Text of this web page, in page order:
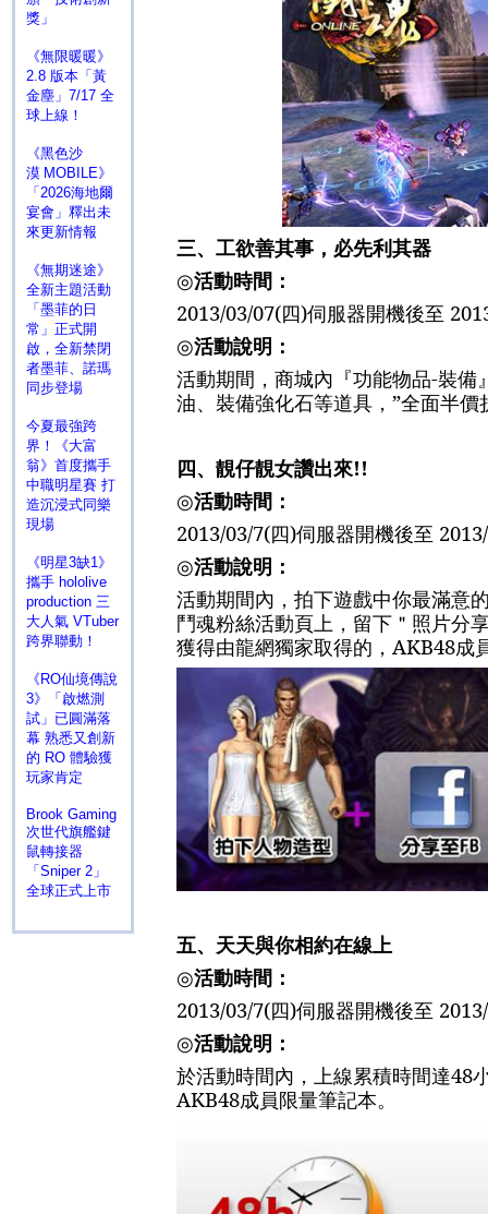
獎」
《無限暖暖》
2.8 版本「黃
金塵」7/17 全
球上線！
《黑色沙
漠 MOBILE》
「2026海地爾
宴會」釋出未
來更新情報
《無期迷途》
全新主題活動
「墨菲的日
常」正式開
啟，全新禁閉
者墨菲、諾瑪
同步登場
今夏最強跨
界！《大富
翁》首度攜手
中職明星賽 打
造沉浸式同樂
現場
《明星3缺1》
攜手 hololive
production 三
大人氣 VTuber
跨界聯動！
《RO仙境傳說
3》「啟燃測
試」已圓滿落
幕 熟悉又創新
的 RO 體驗獲
玩家肯定
Brook Gaming
次世代旗艦鍵
鼠轉接器
「Sniper 2」
全球正式上市
三、工欲善其事，必先利其器
◎活動時間：
2013/03/07(四)伺服器開機後至
◎活動說明：
活動期間，商城內『功能物品-裝備
油、裝備強化石等道具， ”全面半價
四、 靚仔靚女讚出來!!
◎活動時間：
2013/03/7(四)伺服器開機後至
◎活動說明：
活動期間內，拍下遊戲中你最滿意
鬥魂粉絲活動頁上，留下＂照片分
獲得由龍網獨家取得的， AKB48成
五、 天天與你相約在線上
◎活動時間：
2013/03/7(四)伺服器開機後至
◎活動說明：
於活動時間內，上線累積時間達48
AKB48成員限量筆記本。